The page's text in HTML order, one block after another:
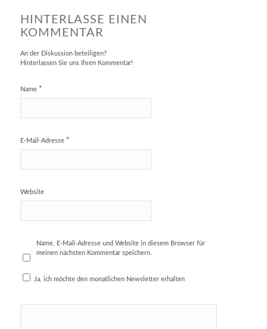
HINTERLASSE EINEN
KOMMENTAR
An der Diskussion beteiligen?
Hinterlassen Sie uns Ihren Kommentar!
Name *
E-Mail-Adresse *
Website
Name, E-Mail-Adresse und Website in diesem Browser für
meinen nächsten Kommentar speichern.
Ja, ich möchte den monatlichen Newsletter erhalten